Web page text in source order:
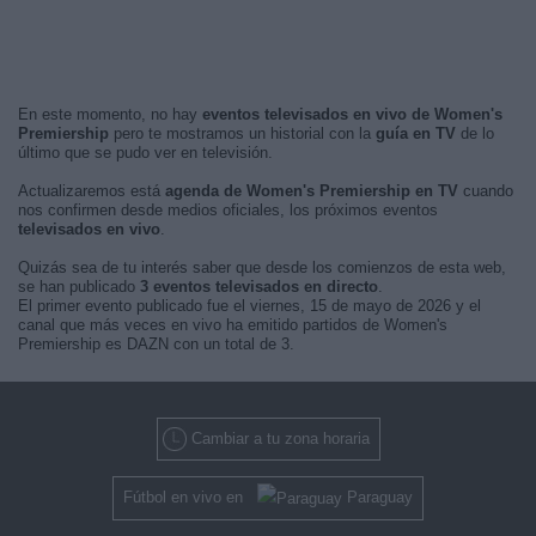
En este momento, no hay eventos televisados en vivo de Women's
Premiership pero te mostramos un historial con la guía en TV de lo
último que se pudo ver en televisión.
Actualizaremos está agenda de Women's Premiership en TV cuando
nos confirmen desde medios oficiales, los próximos eventos
televisados en vivo.
Quizás sea de tu interés saber que desde los comienzos de esta web,
se han publicado 3 eventos televisados en directo.
El primer evento publicado fue el viernes, 15 de mayo de 2026 y el
canal que más veces en vivo ha emitido partidos de Women's
Premiership es DAZN con un total de 3.
Cambiar a tu zona horaria
Fútbol en vivo en Paraguay